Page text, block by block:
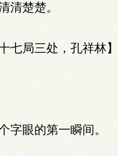
清楚楚。
七局三处，孔祥林】
字眼的第一瞬间。